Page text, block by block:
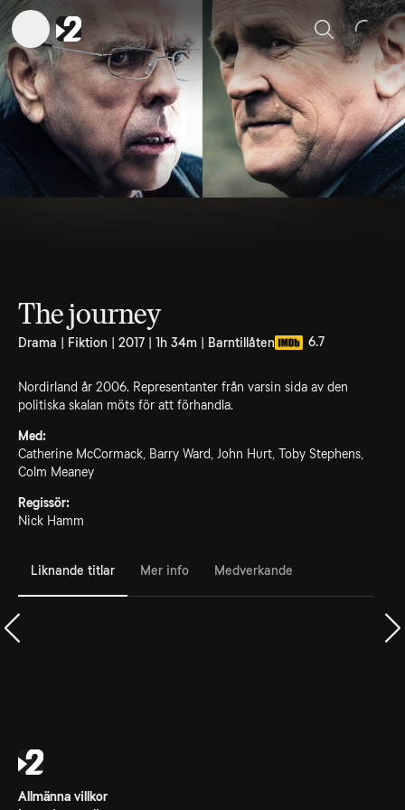
Sök
The journey
Drama | Fiktion | 2017 | 1h 34m | Barntillåten 6.7
Nordirland år 2006. Representanter från varsin sida av den
politiska skalan möts för att förhandla.
Med:
Catherine McCormack, Barry Ward, John Hurt, Toby Stephens,
Colm Meaney
Regissör:
Nick Hamm
Liknande titlar Mer info Medverkande
Allmänna villkor